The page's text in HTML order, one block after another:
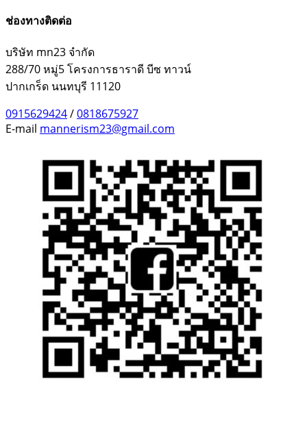
ช่องทางติดต่อ
บริษัท mn23 จำกัด
288/70 หมู่5 โครงการธาราดี บีซ ทาวน์
ปากเกร็ด นนทบุรี 11120
0915629424/0818675927
E-mail mannerism23@gmail.com